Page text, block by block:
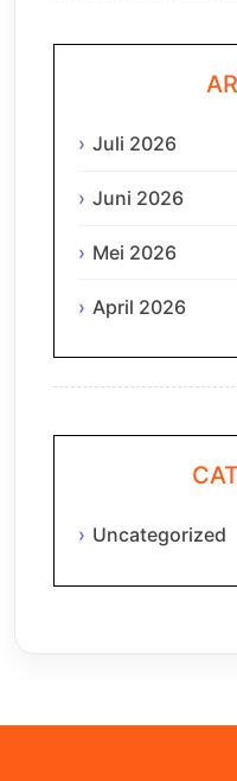
Juli 2026
Juni 2026
Mei 2026
April 2026
Uncategorized